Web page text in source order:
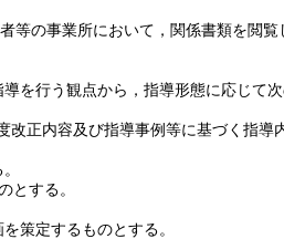
の事業所において，関係書類を閲
を行う観点から，指導形態に応じて次
正内容及び指導事例等に基づく指導
とする。
策定するものとする。